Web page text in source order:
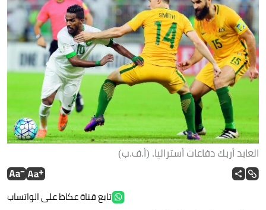
العابد أربك دفاعات أستراليا. (أ.ف.ب)
تابع قناة عكاظ على الواتساب